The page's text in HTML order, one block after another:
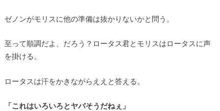
ゼノンがモリスに他の準備は抜かりないかと問う。
至って順調だよ、だろう？ロータス君とモリスはロータスに声
を掛ける。
ロータスは汗をかきながらええと答える。
「これはいろいろとヤバそうだねぇ」